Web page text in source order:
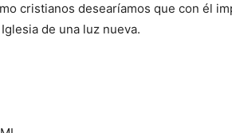
cristianos desearíamos que con él
de una luz nueva.